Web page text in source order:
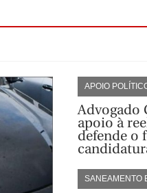
APOIO
Advogado
apoio à
defende o
SANEAMENTO